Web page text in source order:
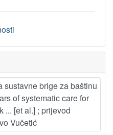
sustavne brige za baštinu
of systematic care for
... [et al.] ; prijevod
Vučetić